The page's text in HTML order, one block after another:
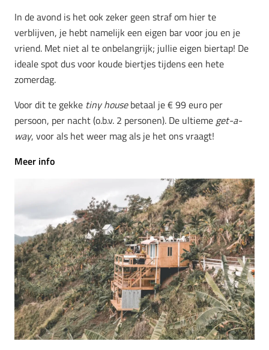
In de avond is het ook zeker geen straf om hier te
verblijven, je hebt namelijk een eigen bar voor jou en je
vriend. Met niet al te onbelangrijk; jullie eigen biertap! De
ideale spot dus voor koude biertjes tijdens een hete
zomerdag.
Voor dit te gekke tiny housebetaal je € 99 euro per
persoon, per nacht (o.b.v. 2 personen). De ultiemeget-a-
way, voor als het weer mag als je het ons vraagt!
Meer info